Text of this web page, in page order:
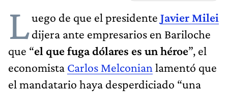
Luego de que el presidente Javier Milei
dijera ante empresarios en Bariloche
que “el que fuga dólares es un héroe”, el
economista Carlos Melconian lamentó que
el mandatario haya desperdiciado “una